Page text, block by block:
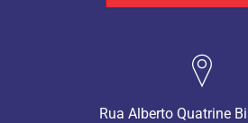
Rua Alberto Quatrine